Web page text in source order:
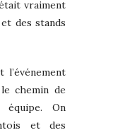
vraiment
des stands
l’événement
chemin de
On
et des